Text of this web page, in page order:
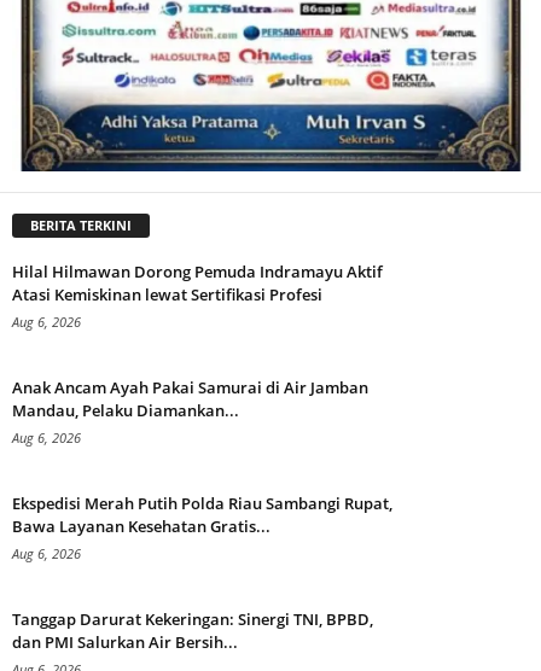
BERITA TERKINI
Hilal Hilmawan Dorong Pemuda Indramayu Aktif
Atasi Kemiskinan lewat Sertifikasi Profesi
Aug 6, 2026
Anak Ancam Ayah Pakai Samurai di Air Jamban
Mandau, Pelaku Diamankan...
Aug 6, 2026
Ekspedisi Merah Putih Polda Riau Sambangi Rupat,
Bawa Layanan Kesehatan Gratis...
Aug 6, 2026
Tanggap Darurat Kekeringan: Sinergi TNI, BPBD,
dan PMI Salurkan Air Bersih...